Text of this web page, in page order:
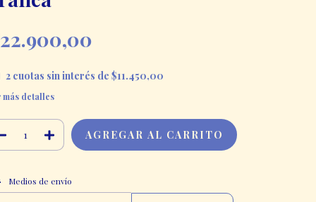
2 cuotas sin interés de $11.450,00
más detalles
para el CP:
Medios de envío